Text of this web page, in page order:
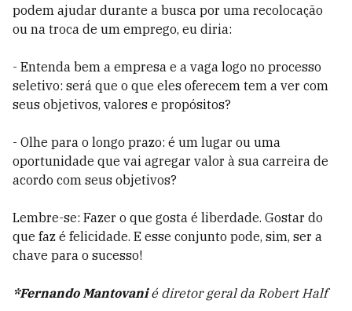
podem ajudar durante a busca por uma recolocação
ou na troca de um emprego, eu diria:
- Entenda bem a empresa e a vaga logo no processo
seletivo: será que o que eles oferecem tem a ver com
seus objetivos, valores e propósitos?
- Olhe para o longo prazo: é um lugar ou uma
oportunidade que vai agregar valor à sua carreira de
acordo com seus objetivos?
Lembre-se: Fazer o que gosta é liberdade. Gostar do
que faz é felicidade. E esse conjunto pode, sim, ser a
chave para o sucesso!
*Fernando Mantovanié diretor geral da Robert Half